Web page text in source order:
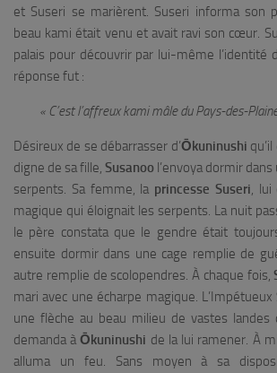
et Suseri se marièrent. Suseri informa son
beau kami était venu et avait ravi son cœur.
palais pour découvrir par lui-même l’identité
réponse fut :
« C’est l’affreux kami mâle du Pays-des-
Désireux de se débarrasser d’Ōkuninushi
digne de sa fille, Susanoo l’envoya dormir
serpents. Sa femme, la princesse Suseri, lui
magique qui éloignait les serpents. La nuit
le père constata que le gendre était
ensuite dormir dans une cage remplie de
autre remplie de scolopendres. À chaque fois,
mari avec une écharpe magique. L’Impétueux
une flèche au beau milieu de vastes
demanda àŌkuninushi de la lui ramener. À
alluma un feu. Sans moyen à sa